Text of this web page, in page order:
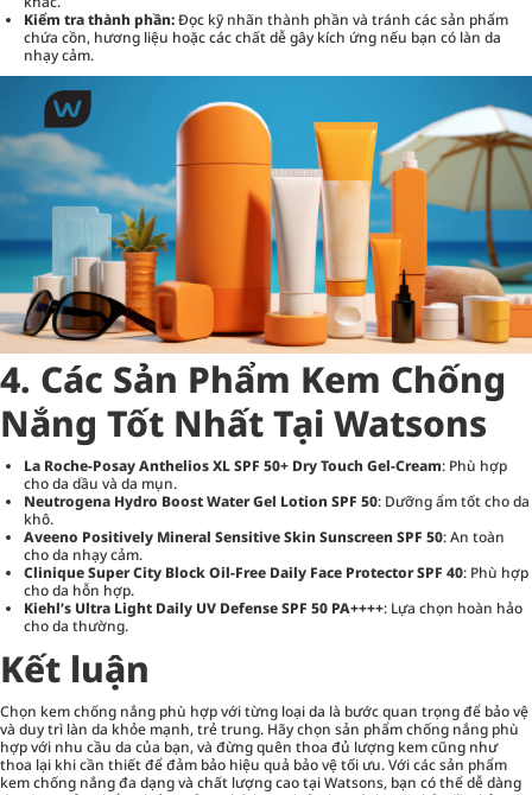
Kiểm tra thành phần:Đọc kỹ nhãn thành phần và tránh các sản phẩm
chứa cồn, hương liệu hoặc các chất dễ gây kích ứng nếu bạn có làn da
nhạy cảm.
4. Các Sản Phẩm Kem Chống
Nắng Tốt Nhất Tại Watsons
La Roche-Posay Anthelios XL SPF 50+ Dry Touch Gel-Cream: Phù hợp
cho da dầu và da mụn.
Neutrogena Hydro Boost Water Gel Lotion SPF 50: Dưỡng ẩm tốt cho da
khô.
Aveeno Positively Mineral Sensitive Skin Sunscreen SPF 50: An toàn
cho da nhạy cảm.
Clinique Super City Block Oil-Free Daily Face Protector SPF 40: Phù hợp
cho da hỗn hợp.
Kiehl’s Ultra Light Daily UV Defense SPF 50 PA++++: Lựa chọn hoàn hảo
cho da thường.
Kết luận
Chọn kem chống nắng phù hợp với từng loại da là bước quan trọng để bảo vệ
và duy trì làn da khỏe mạnh, trẻ trung. Hãy chọn sản phẩm chống nắng phù
hợp với nhu cầu da của bạn, và đừng quên thoa đủ lượng kem cũng như
thoa lại khi cần thiết để đảm bảo hiệu quả bảo vệ tối ưu. Với các sản phẩm
kem chống nắng đa dạng và chất lượng cao tại Watsons, bạn có thể dễ dàng